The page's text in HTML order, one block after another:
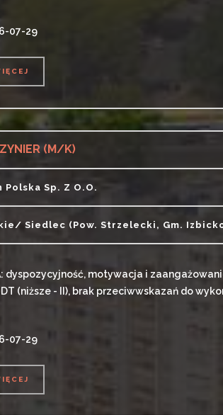
07-29
(M/K)
Polska Sp. Z O.o.
Siedlec (pow. Strzelecki, Gm.
dyspozycyjność, motywacja i
(niższe - II), brak przeciwwskazań do
07-29